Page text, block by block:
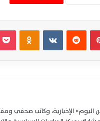
بينتيريست ‏VKontakte
اليوم» الإخبارية، وكاتب
يحافظ على